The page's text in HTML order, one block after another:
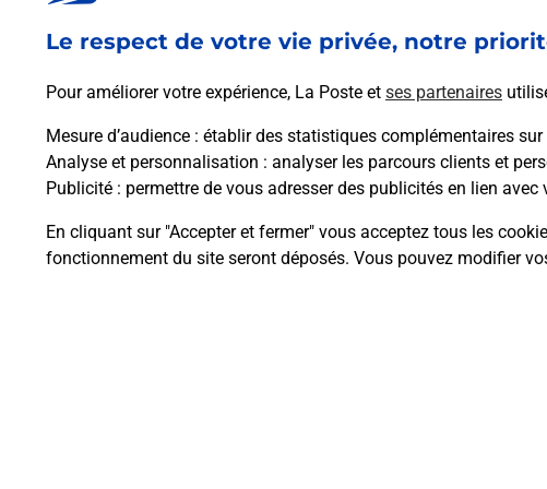
Le respect de votre vie privée, notre
Pour améliorer votre expérience, La Poste et ses partenaires
Mesure d’audience : établir des statistiques complémentaires
Analyse et personnalisation : analyser les parcours clients et
Publicité : permettre de vous adresser des publicités en lien
En cliquant sur "Accepter et fermer" vous acceptez tous les
fonctionnement du site seront déposés. Vous pouvez modifier
Questions
Comment envoyer un colis ou faire